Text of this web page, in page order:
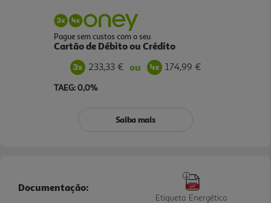
Pague sem custos com o seu
Cartão de Débito ou Crédito
233,33 € ou 174,99 €
TAEG: 0,0%
Saiba mais
Documentação:
Etiqueta Energética